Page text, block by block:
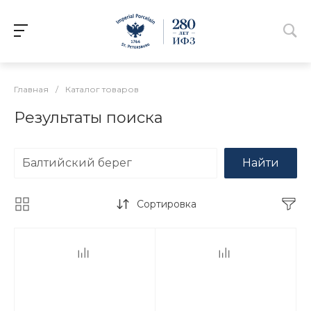
Главная / Каталог товаров
Результаты поиска
Найти
Сортировка